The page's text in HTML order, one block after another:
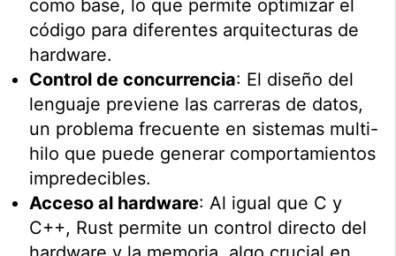
como base, lo que permite optimizar el
código para diferentes arquitecturas de
hardware.
Control de concurrencia: El diseño del
lenguaje previene las carreras de datos,
un problema frecuente en sistemas multi-
hilo que puede generar comportamientos
impredecibles.
Acceso al hardware: Al igual que C y
C++, Rust permite un control directo del